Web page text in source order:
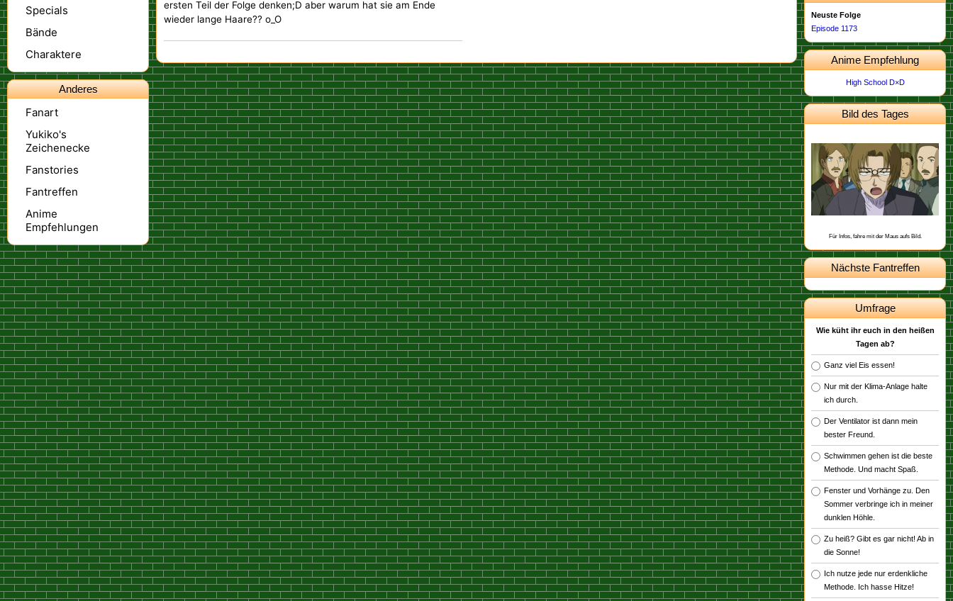
Specials
Bände
Charaktere
Anderes
Fanart
Yukiko's
Zeichenecke
Fanstories
Fantreffen
Anime
Empfehlungen
Neuste Folge
Episode 1173
Anime Empfehlung
High School D×D
Bild des Tages
Dieses Bild stammt von der
Episode 498
.
Schon gewusst, dass Heiji aus Osaka
stammt?
Für Infos, fahre mit der Maus aufs Bild.
Nächste Fantreffen
Umfrage
Wie küht ihr euch in den heißen
Tagen ab?
Ganz viel Eis essen!
Nur mit der Klima-Anlage halte
ich durch.
Der Ventilator ist dann mein
bester Freund.
Schwimmen gehen ist die beste
Methode. Und macht Spaß.
Fenster und Vorhänge zu. Den
Sommer verbringe ich in meiner
dunklen Höhle.
Zu heiß? Gibt es gar nicht! Ab in
die Sonne!
Ich nutze jede nur erdenkliche
Methode. Ich hasse Hitze!
ersten Teil der Folge denken;D aber warum hat sie am Ende
wieder lange Haare?? o_O